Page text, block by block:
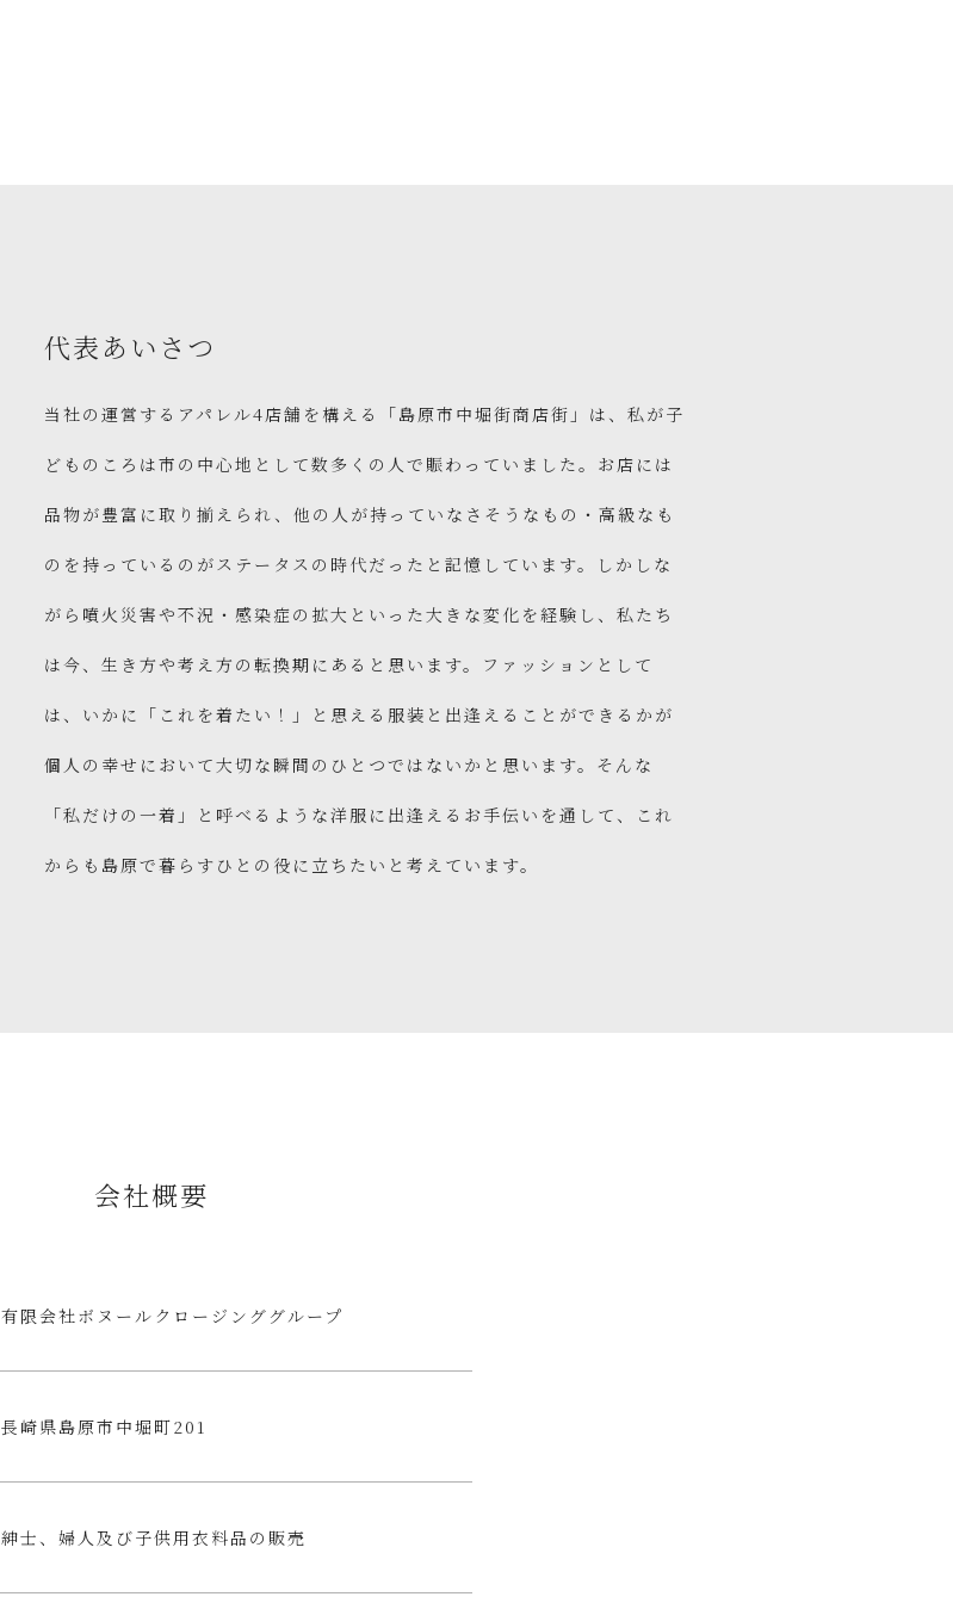
代表あいさつ
当社の運営するアパレル4店舗を構える「島原市中堀街商店街」は、私が子
どものころは市の中心地として数多くの人で賑わっていました。お店には
品物が豊富に取り揃えられ、他の人が持っていなさそうなもの・高級なも
のを持っているのがステータスの時代だったと記憶しています。しかしな
がら噴火災害や不況・感染症の拡大といった大きな変化を経験し、私たち
は今、生き方や考え方の転換期にあると思います。ファッションとして
は、いかに「これを着たい！」と思える服装と出逢えることができるかが
個人の幸せにおいて大切な瞬間のひとつではないかと思います。そんな
「私だけの一着」と呼べるような洋服に出逢えるお手伝いを通して、これ
からも島原で暮らすひとの役に立ちたいと考えています。
会社概要
有限会社ボヌールクロージンググループ
長崎県島原市中堀町201
紳士、婦人及び子供用衣料品の販売